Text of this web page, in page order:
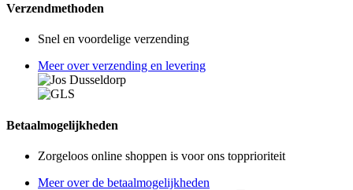
Verzendmethoden
Snel en voordelige verzending
Meer over verzending en levering
Betaalmogelijkheden
Zorgeloos online shoppen is voor ons topprioriteit
Meer over de betaalmogelijkheden